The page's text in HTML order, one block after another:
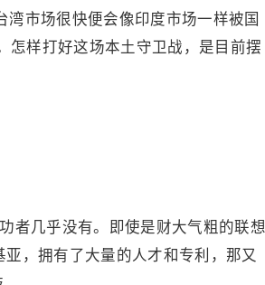
市场很快便会像印度市场一样被国
怎样打好这场本土守卫战，是目前摆
者几乎没有。即使是财大气粗的联想
，拥有了大量的人才和专利，那又